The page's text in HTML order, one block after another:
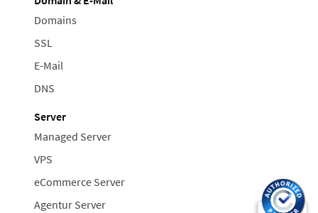
Domains
SSL
E-Mail
DNS
Server
Managed Server
VPS
eCommerce Server
Agentur Server